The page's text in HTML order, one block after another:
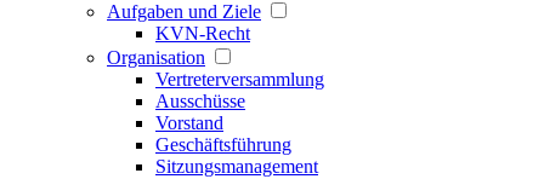
Aufgaben und Ziele
KVN-Recht
Organisation
Vertreterversammlung
Ausschüsse
Vorstand
Geschäftsführung
Sitzungsmanagement